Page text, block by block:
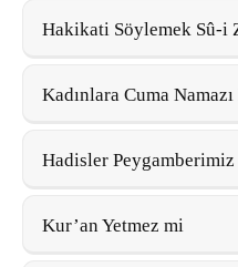
Hakikati Söylemek Sû-i
Kadınlara Cuma
Hadisler Peygamberimiz
Kur’an Yetmez mi